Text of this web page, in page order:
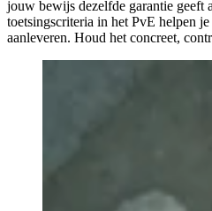
jouw bewijs dezelfde garantie geeft
toetsingscriteria in het PvE helpen
aanleveren. Houd het concreet,